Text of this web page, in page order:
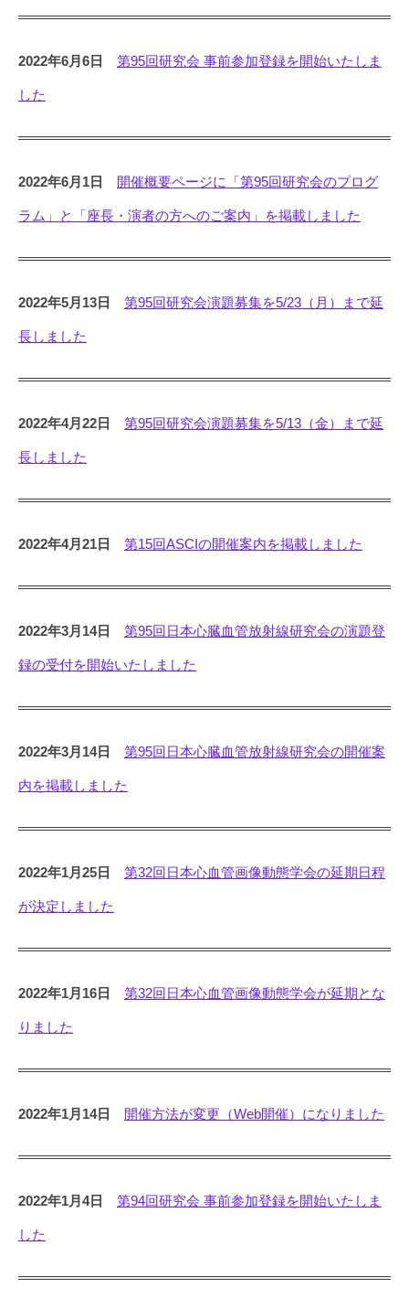
2022年6月6日 第95回研究会 事前参加登録を開始いたしま
した
2022年6月1日 開催概要ページに「第95回研究会のプログ
ラム」と「座長・演者の方へのご案内」を掲載しました
2022年5月13日 第95回研究会演題募集を5/23（月）まで延
長しました
2022年4月22日 第95回研究会演題募集を5/13（金）まで延
長しました
2022年4月21日 第15回ASCIの開催案内を掲載しました
2022年3月14日 第95回日本心臓血管放射線研究会の演題登
録の受付を開始いたしました
2022年3月14日 第95回日本心臓血管放射線研究会の開催案
内を掲載しました
2022年1月25日 第32回日本心血管画像動態学会の延期日程
が決定しました
2022年1月16日 第32回日本心血管画像動態学会が延期とな
りました
2022年1月14日 開催方法が変更（Web開催）になりました
2022年1月4日 第94回研究会 事前参加登録を開始いたしま
した